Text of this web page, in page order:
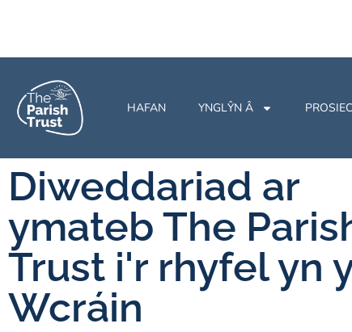
HAFAN YNGLŶN Â
Diweddariad ar
ymateb The
Trust i'r rhyfel yn
Wcráin